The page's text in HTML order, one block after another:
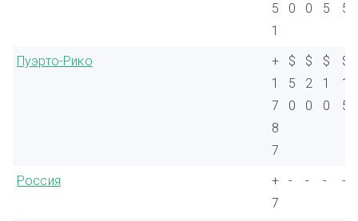
5
1
0
0
5
5
Пуэрто-Рико
+
1
7
8
7
$
5
0
$
2
0
$
1
0
$
1
5
Россия
+
7
- - - -